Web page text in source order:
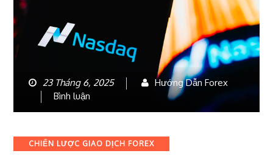
23 Tháng 6, 2025
Hướng Dẫn Forex
Bình luận
100
dự
Categories
CHIẾN LƯỢC GIAO DỊCH FOREX